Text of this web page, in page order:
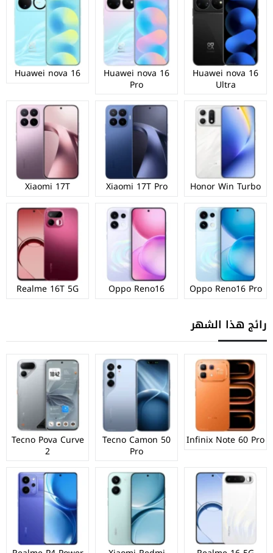
Huawei nova 16
Ultra
Huawei nova 16
Pro
Huawei nova 16
Honor Win Turbo
Xiaomi 17T Pro
Xiaomi 17T
Oppo Reno16 Pro
Oppo Reno16
Realme 16T 5G
رائج هذا الشهر
Infinix Note 60 Pro
Tecno Camon 50
Pro
Tecno Pova Curve
2